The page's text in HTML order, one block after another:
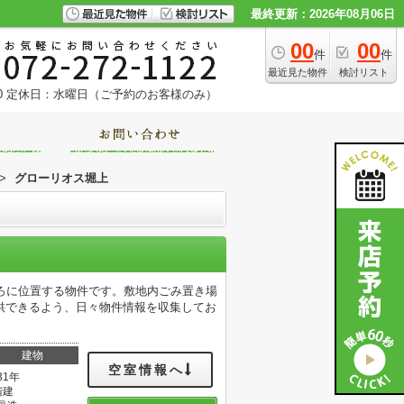
最終更新：2026年08月06日
00件
最近見た物件
00件
検討リスト
定休日：水曜日（ご予約のお客様のみ）
> グローリオス堀上
位置する物件です。敷地内ごみ置き場
きるよう、日々物件情報を収集してお
建物
年
建
空室情報へ